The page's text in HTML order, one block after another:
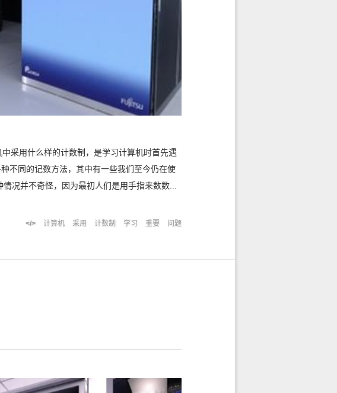
采用什么样的计数制，是学习计算机时首先遇
同的记数方法，其中有一些我们至今仍在使
况并不奇怪，因为最初人们是用手指来数数...
计算机 采用 计数制 学习 重要 问题